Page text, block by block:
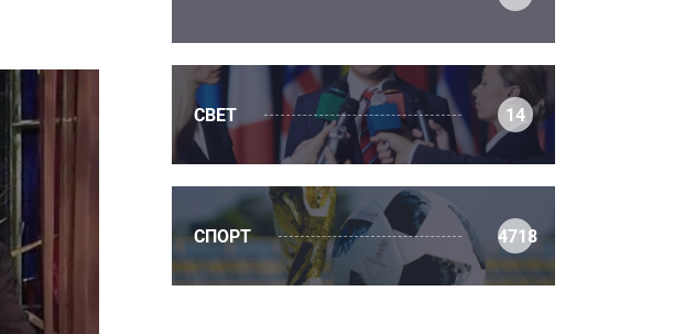
СВЕТ 14
СПОРТ 4718